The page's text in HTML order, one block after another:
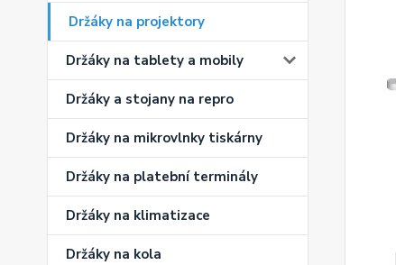
Držáky na projektory
Držáky na tablety a mobily
Držáky a stojany na repro
Držáky na mikrovlnky tiskárny
Držáky na platební terminály
Držáky na klimatizace
Držáky na kola